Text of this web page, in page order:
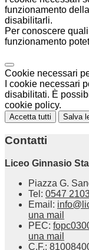
funzionamento
disabilitarli.
Per conoscere
funzionamento
Cookie necessari
I cookie necessari
disabilitati. È
cookie policy.
Accetta tutti Salva
Contatti
Liceo Ginnasio
Piazza G.
Tel: 0547
Email:
una mail
PEC:
una mail
C.F.: